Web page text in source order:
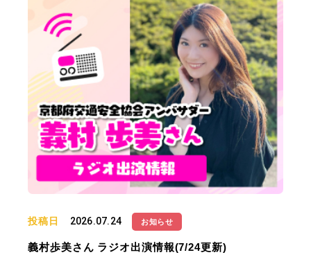
投稿日 2026.07.24 お知らせ
義村歩美さん ラジオ出演情報(7/24更新)